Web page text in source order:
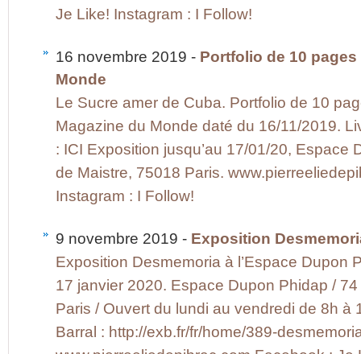
Je Like! Instagram : I Follow!
16 novembre 2019 - Portfolio de 10
Monde
Le Sucre amer de Cuba. Portfolio de 10
Magazine du Monde daté du 16/11/2019.
: ICI Exposition jusqu’au 17/01/20, Espace
de Maistre, 75018 Paris.
Instagram : I Follow!
9 novembre 2019 - Exposition
Exposition Desmemoria à l’Espace Dupon
17 janvier 2020. Espace Dupon Phidap /
Paris / Ouvert du lundi au vendredi de 8h à
Barral : http://exb.fr/fr/home/389-